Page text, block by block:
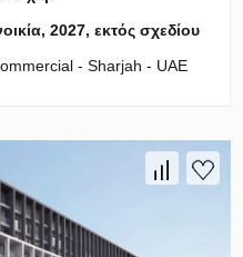
2027, εκτός σχεδίου
- Sharjah - UAE